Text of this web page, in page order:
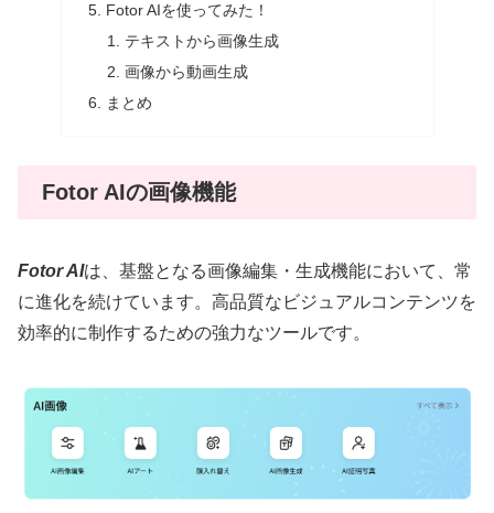
Fotor AIを使ってみた！
テキストから画像生成
画像から動画生成
まとめ
Fotor AIの画像機能
Fotor AIは、基盤となる画像編集・生成機能において、常
に進化を続けています。高品質なビジュアルコンテンツを
効率的に制作するための強力なツールです。